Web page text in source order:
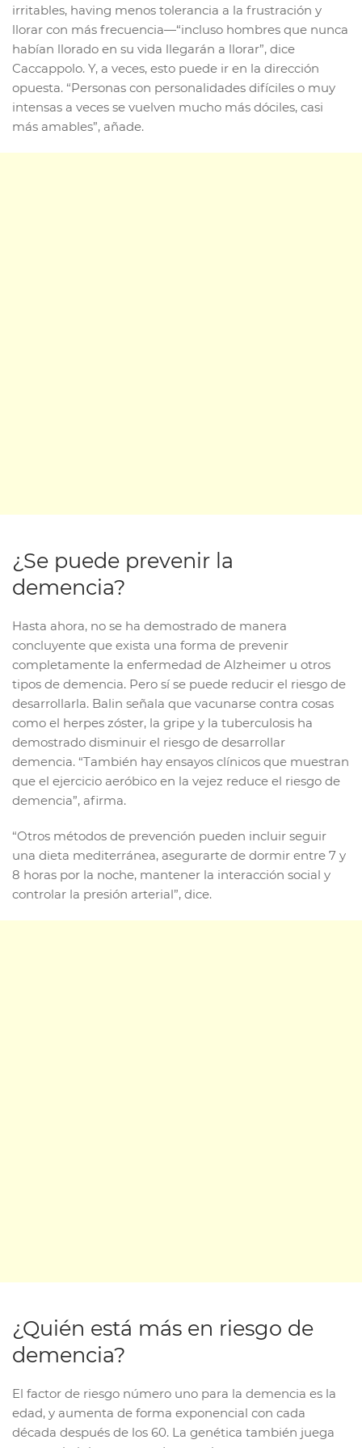
irritables, having menos tolerancia a la frustración y
llorar con más frecuencia—“incluso hombres que nunca
habían llorado en su vida llegarán a llorar”, dice
Caccappolo. Y, a veces, esto puede ir en la dirección
opuesta. “Personas con personalidades difíciles o muy
intensas a veces se vuelven mucho más dóciles, casi
más amables”, añade.
¿Se puede prevenir la
demencia?
Hasta ahora, no se ha demostrado de manera
concluyente que exista una forma de prevenir
completamente la enfermedad de Alzheimer u otros
tipos de demencia. Pero sí se puede reducir el riesgo de
desarrollarla. Balin señala que vacunarse contra cosas
como el herpes zóster, la gripe y la tuberculosis ha
demostrado disminuir el riesgo de desarrollar
demencia. “También hay ensayos clínicos que muestran
que el ejercicio aeróbico en la vejez reduce el riesgo de
demencia”, afirma.
“Otros métodos de prevención pueden incluir seguir
una dieta mediterránea, asegurarte de dormir entre 7 y
8 horas por la noche, mantener la interacción social y
controlar la presión arterial”, dice.
¿Quién está más en riesgo de
demencia?
El factor de riesgo número uno para la demencia es la
edad, y aumenta de forma exponencial con cada
década después de los 60. La genética también juega